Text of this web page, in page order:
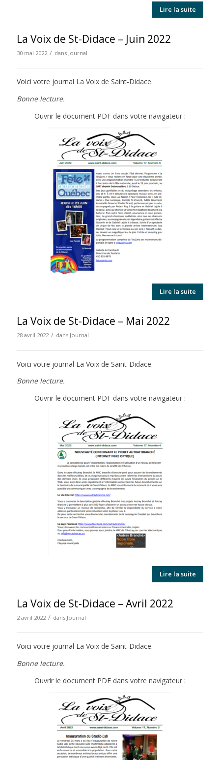
Lire la suite
La Voix de St-Didace – Juin 2022
30 mai 2022 / dans Journal
Voici votre journal La Voix de Saint-Didace.
Bonne lecture.
Ouvrir le document PDF dans votre navigateur :
Lire la suite
La Voix de St-Didace – Mai 2022
28 avril 2022 / dans Journal
Voici votre journal La Voix de Saint-Didace.
Bonne lecture.
Ouvrir le document PDF dans votre navigateur :
Lire la suite
La Voix de St-Didace – Avril 2022
2 avril 2022 / dans Journal
Voici votre journal La Voix de Saint-Didace.
Bonne lecture.
Ouvrir le document PDF dans votre navigateur :